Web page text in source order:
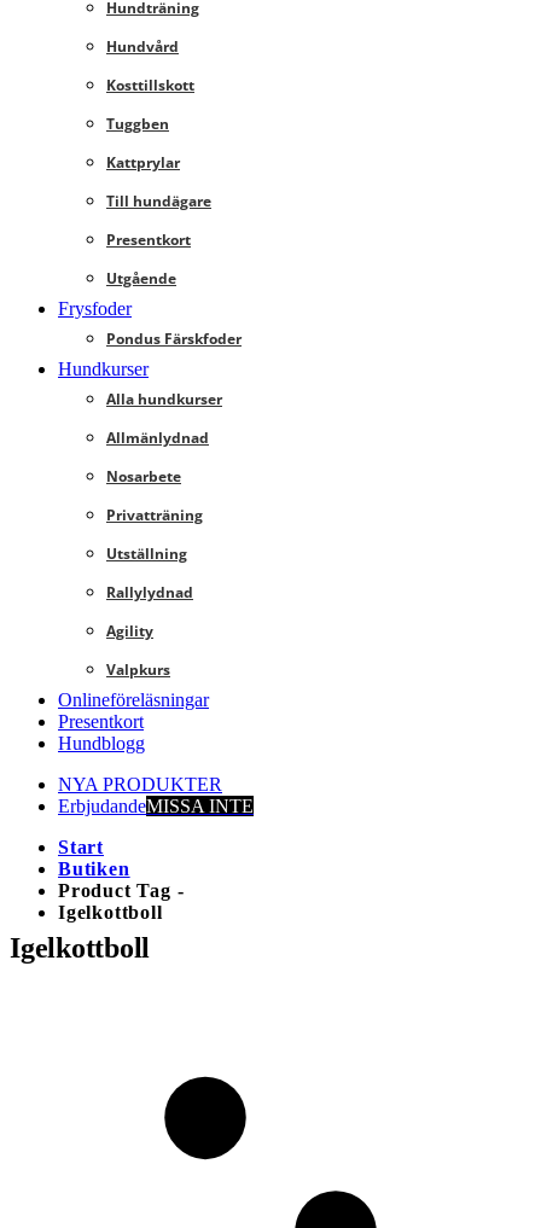
Hundträning
Hundvård
Kosttillskott
Tuggben
Kattprylar
Till hundägare
Presentkort
Utgående
Frysfoder
Pondus Färskfoder
Hundkurser
Alla hundkurser
Allmänlydnad
Nosarbete
Privatträning
Utställning
Rallylydnad
Agility
Valpkurs
Onlineföreläsningar
Presentkort
Hundblogg
NYA PRODUKTER
ErbjudandeMISSA INTE
Start
Butiken
Product Tag -
Igelkottboll
Igelkottboll